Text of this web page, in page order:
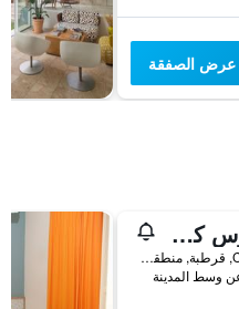
عرض الصفقة
آرك هاوس كوردوبا
Calle Osio, 6, قرطبة, منطقة أندلوسيا, أسبانيا